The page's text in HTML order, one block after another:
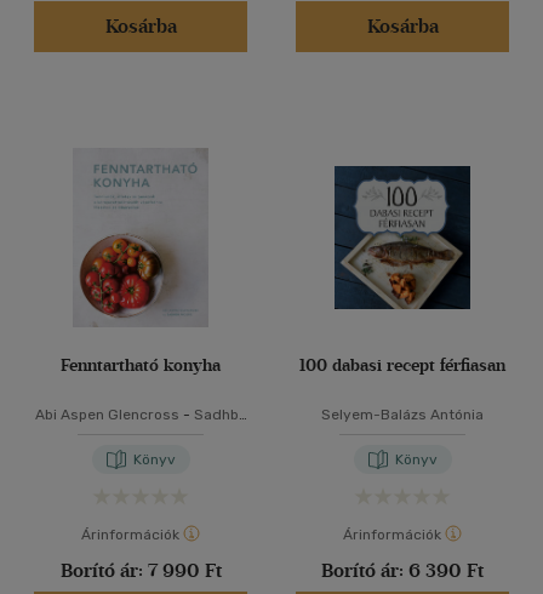
Kosárba
Kosárba
Fenntartható konyha
Abi Aspen Glencross - Sadhbh
Könyv
Árinformációk
Borító ár: 7 990 Ft
100 dabasi recept férfiasan
Selyem-Balázs Antónia
Könyv
Árinformációk
Borító ár: 6 390 Ft